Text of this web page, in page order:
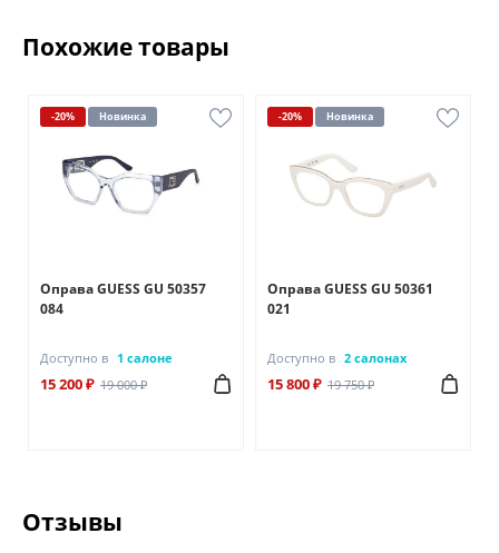
Похожие товары
-20% Новинка
Оправа GUESS GU 50357
084
Доступно в 1 салоне
15 200 ₽ 19 000 ₽
-20% Новинка
Оправа GUESS GU 50361
021
Доступно в 2 салонах
15 800 ₽ 19 750 ₽
Отзывы